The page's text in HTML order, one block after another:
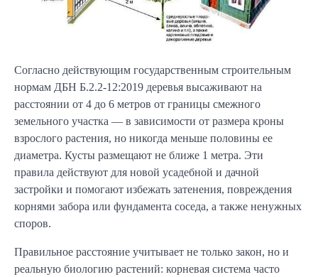
Согласно действующим государственным строительным
нормам ДБН Б.2.2-12:2019 деревья высаживают на
расстоянии от 4 до 6 метров от границы смежного
земельного участка — в зависимости от размера кроны
взрослого растения, но никогда меньше половины ее
диаметра. Кусты размещают не ближе 1 метра. Эти
правила действуют для новой усадебной и дачной
застройки и помогают избежать затенения, повреждения
корнями забора или фундамента соседа, а также ненужных
споров.
Правильное расстояние учитывает не только закон, но и
реальную биологию растений: корневая система часто